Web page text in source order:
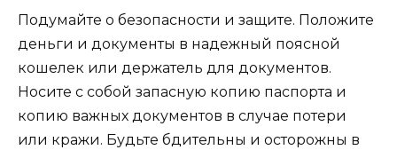
Подумайте о безопасности и защите. Положите
деньги и документы в надежный поясной
кошелек или держатель для документов.
Носите с собой запасную копию паспорта и
копию важных документов в случае потери
или кражи. Будьте бдительны и осторожны в